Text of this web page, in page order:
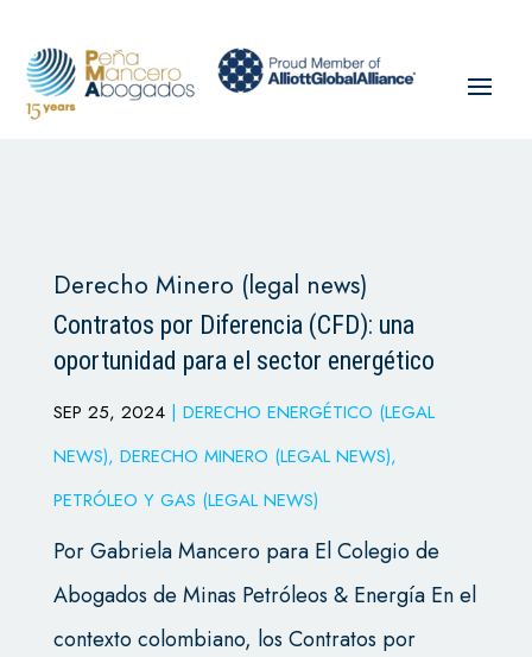
Derecho Minero (legal news)
Contratos por Diferencia (CFD): una
oportunidad para el sector energético
SEP 25, 2024| DERECHO ENERGÉTICO (LEGAL
NEWS), DERECHO MINERO (LEGAL NEWS),
PETRÓLEO Y GAS (LEGAL NEWS)
Por Gabriela Mancero para El Colegio de
Abogados de Minas Petróleos & Energía En el
contexto colombiano, los Contratos por